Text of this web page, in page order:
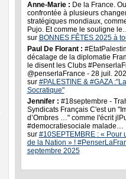
Anne-Marie : De la France.
confrontée à plusieurs
stratégiques mondiaux,
Pujo. Et comme le souligne
sur BONNES FÊTES 2025 à
Paul De Florant :
décalage de la diplomatie
le disent les Clubs
@penserlaFrance - 28 juil.
sur #PALESTINE & #GAZA
Socratique"
Jennifer : #18septembre -
Syndicats Français C'est un
d’Ombres …" comme l'écrit
#democratiesociale malade…
sur #10SEPTEMBRE : « Pour
de la Nation » !
septembre 2025